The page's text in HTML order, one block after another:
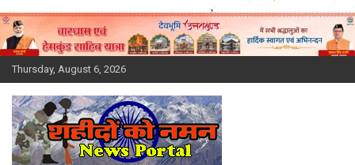
Skip
to
content
Thursday, August 6, 2026